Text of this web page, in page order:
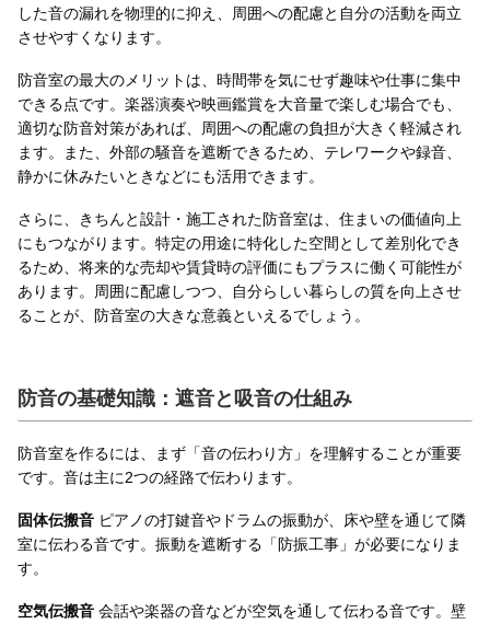
した音の漏れを物理的に抑え、周囲への配慮と自分の活動を両立
させやすくなります。
防音室の最大のメリットは、時間帯を気にせず趣味や仕事に集中
できる点です。楽器演奏や映画鑑賞を大音量で楽しむ場合でも、
適切な防音対策があれば、周囲への配慮の負担が大きく軽減され
ます。また、外部の騒音を遮断できるため、テレワークや録音、
静かに休みたいときなどにも活用できます。
さらに、きちんと設計・施工された防音室は、住まいの価値向上
にもつながります。特定の用途に特化した空間として差別化でき
るため、将来的な売却や賃貸時の評価にもプラスに働く可能性が
あります。周囲に配慮しつつ、自分らしい暮らしの質を向上させ
ることが、防音室の大きな意義といえるでしょう。
防音の基礎知識：遮音と吸音の仕組み
防音室を作るには、まず「音の伝わり方」を理解することが重要
です。音は主に2つの経路で伝わります。
固体伝搬音 ピアノの打鍵音やドラムの振動が、床や壁を通じて隣
室に伝わる音です。振動を遮断する「防振工事」が必要になりま
す。
空気伝搬音 会話や楽器の音などが空気を通して伝わる音です。壁